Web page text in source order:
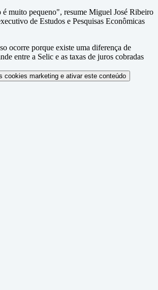
muito pequeno", resume Miguel José Ribeiro
de Estudos e Pesquisas Econômicas
ocorre porque existe uma diferença de
entre a Selic e as taxas de juros cobradas
cookies marketing e ativar este conteúdo